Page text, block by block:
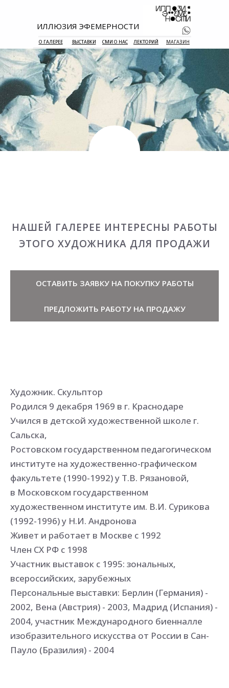
МАГАЗИН
ЛЕКТОРИЙ
СМИ О НАС
ВЫСТАВКИ
О ГАЛЕРЕЕ
ИЛЛЮЗИЯ ЭФЕМЕРНОСТИ
+7 938 177
НАШЕЙ ГАЛЕРЕЕ ИНТЕРЕСНЫ РАБОТЫ
ЭТОГО ХУДОЖНИКА ДЛЯ ПРОДАЖИ
ОСТАВИТЬ ЗАЯВКУ НА ПОКУПКУ РАБОТЫ
ПРЕДЛОЖИТЬ РАБОТУ НА ПРОДАЖУ
Художник. Скульптор
Родился 9 декабря 1969 в г. Краснодаре
Учился в детской художественной школе г.
Сальска,
Ростовском государственном педагогическом
институте на художественно-графическом
факультете (1990-1992) у Т.В. Рязановой,
в Московском государственном
художественном институте им. В.И. Сурикова
(1992-1996) у Н.И. Андронова
Живет и работает в Москве с 1992
Член СХ РФ с 1998
Участник выставок с 1995: зональных,
всероссийских, зарубежных
Персональные выставки: Берлин (Германия) -
2002, Вена (Австрия) - 2003, Мадрид (Испания) -
2004, участник Международного биенналле
изобразительного искусства от России в Сан-
Пауло (Бразилия) - 2004